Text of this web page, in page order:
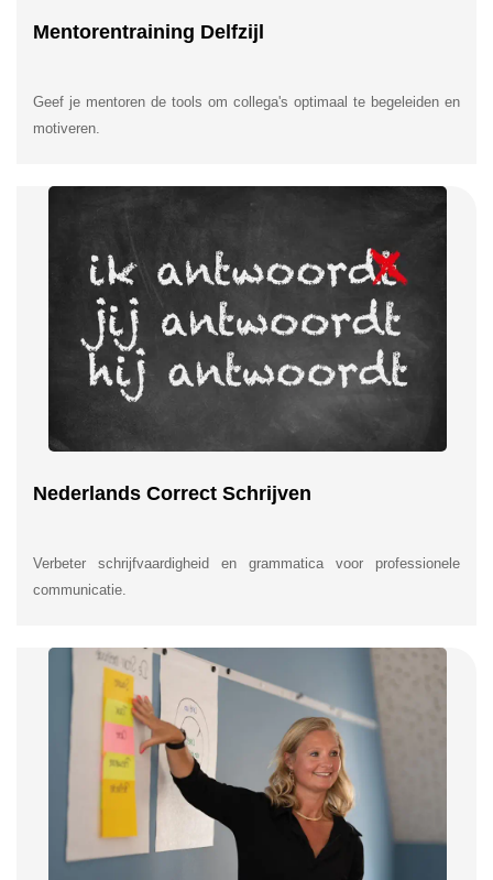
Mentorentraining Delfzijl
Geef je mentoren de tools om collega's optimaal te begeleiden en
motiveren.
Nederlands Correct Schrijven
Verbeter schrijfvaardigheid en grammatica voor professionele
communicatie.